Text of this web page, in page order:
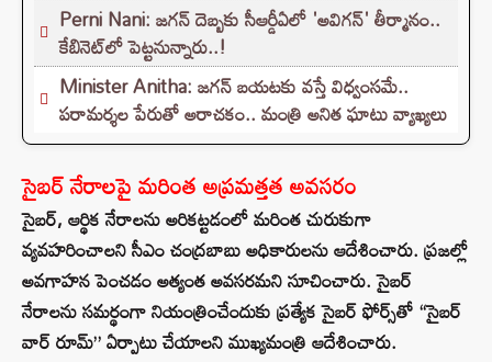
Perni Nani: జగన్‌ దెబ్బకు సీఆర్డీఏలో 'అవిగన్‌' తీర్మానం..
కేబినెట్‌లో పెట్టనున్నారు..!
Minister Anitha: జగన్ బయటకు వస్తే విధ్వంసమే..
పరామర్శల పేరుతో అరాచకం.. మంత్రి అనిత ఘాటు వ్యాఖ్యలు
సైబర్ నేరాలపై మరింత అప్రమత్తత అవసరం
సైబర్, ఆర్థిక నేరాలను అరికట్టడంలో మరింత చురుకుగా
వ్యవహరించాలని సీఎం చంద్రబాబు అధికారులను ఆదేశించారు. ప్రజల్లో
అవగాహన పెంచడం అత్యంత అవసరమని సూచించారు. సైబర్
నేరాలను సమర్థంగా నియంత్రించేందుకు ప్రత్యేక సైబర్ ఫోర్స్‌తో “సైబర్
వార్ రూమ్” ఏర్పాటు చేయాలని ముఖ్యమంత్రి ఆదేశించారు.